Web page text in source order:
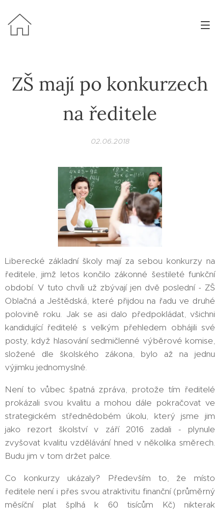
ZŠ mají po konkurzech
na ředitele
02.06.2018
Liberecké základní školy mají za sebou konkurzy na
ředitele, jimž letos končilo zákonné šestileté funkční
období. V tuto chvíli už zbývají jen dvě poslední - ZŠ
Oblačná a Ještědská, které přijdou na řadu ve druhé
polovině roku. Jak se asi dalo předpokládat, všichni
kandidující ředitelé s velkým přehledem obhájili své
posty, když hlasování sedmičlenné výběrové komise,
složené dle školského zákona, bylo až na jednu
výjimku jednomyslné.
Není to vůbec špatná zpráva, protože tím ředitelé
prokázali svou kvalitu a mohou dále pokračovat ve
strategickém střednědobém úkolu, který jsme jim
jako rezort školství v září 2016 zadali - plynule
zvyšovat kvalitu vzdělávání hned v několika směrech.
Budu jim v tom držet palce.
Co konkurzy ukázaly? Především to, že místo
ředitele není i přes svou atraktivitu finanční (průměrný
měsíční plat šplhá k 60 tisícům Kč) nikterak